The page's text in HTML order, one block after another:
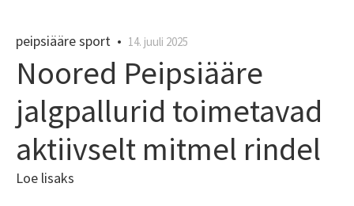
peipsiääre sport • 14. juuli 2025
Noored Peipsiääre
jalgpallurid toimetavad
aktiivselt mitmel rindel
Loe lisaks